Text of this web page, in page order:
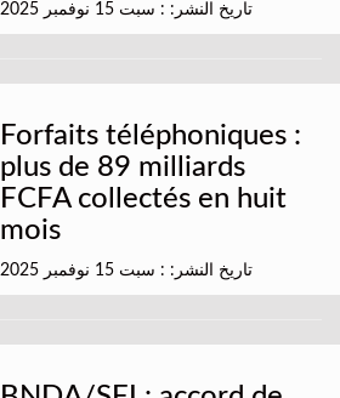
تاريخ النشر: : سبت 15 نوفمبر 2025
Forfaits téléphoniques :
plus de 89 milliards
FCFA collectés en huit
mois
تاريخ النشر: : سبت 15 نوفمبر 2025